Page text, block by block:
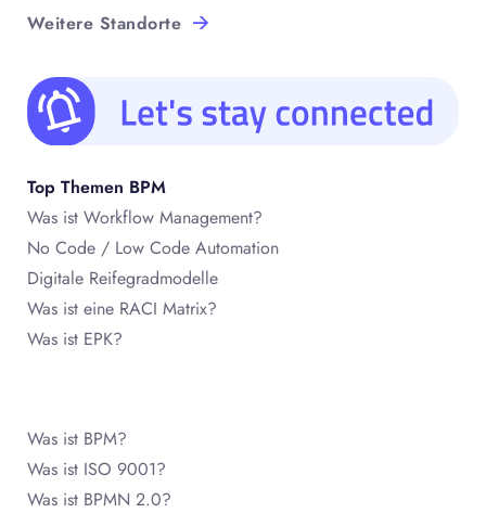
Weitere Standorte
Top Themen BPM
Was ist Workflow Management?
No Code / Low Code Automation
Digitale Reifegradmodelle
Was ist eine RACI Matrix?
Was ist EPK?
Was ist BPM?
Was ist ISO 9001?
Was ist BPMN 2.0?